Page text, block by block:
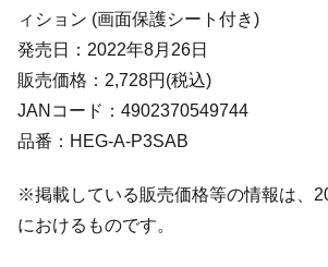
ィション (画面保護シート付き)
発売日：2022年8月26日
販売価格：2,728円(税込)
JANコード：4902370549744
品番：HEG-A-P3SAB
※掲載している販売価格等の情報は、
におけるものです。